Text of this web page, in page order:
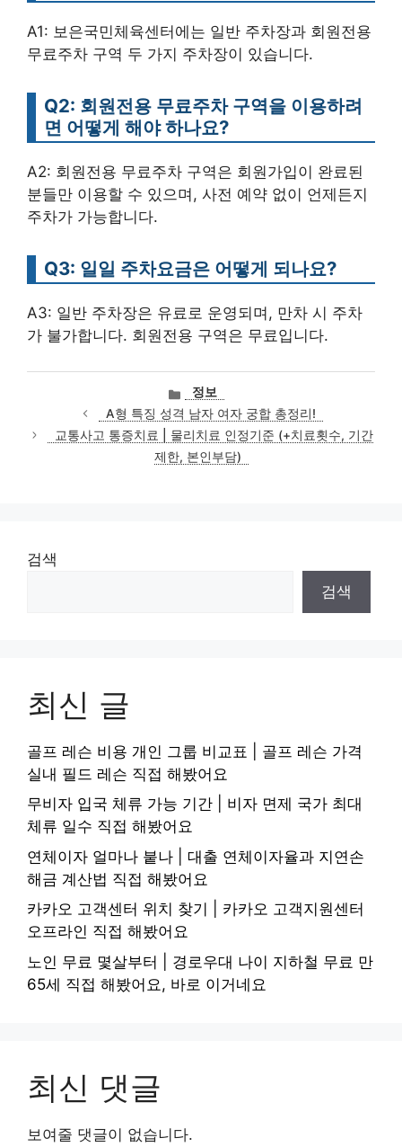
A1: 보은국민체육센터에는 일반 주차장과 회원전용
무료주차 구역 두 가지 주차장이 있습니다.
Q2: 회원전용 무료주차 구역을 이용하려
면 어떻게 해야 하나요?
A2: 회원전용 무료주차 구역은 회원가입이 완료된
분들만 이용할 수 있으며, 사전 예약 없이 언제든지
주차가 가능합니다.
Q3: 일일 주차요금은 어떻게 되나요?
A3: 일반 주차장은 유료로 운영되며, 만차 시 주차
가 불가합니다. 회원전용 구역은 무료입니다.
카
테
고
리
정보
A형 특징 성격 남자 여자 궁합 총정리!
교통사고 통증치료 | 물리치료 인정기준 (+치료횟수, 기간
제한, 본인부담)
검색
검색
최신 글
골프 레슨 비용 개인 그룹 비교표 | 골프 레슨 가격
실내 필드 레슨 직접 해봤어요
무비자 입국 체류 가능 기간 | 비자 면제 국가 최대
체류 일수 직접 해봤어요
연체이자 얼마나 붙나 | 대출 연체이자율과 지연손
해금 계산법 직접 해봤어요
카카오 고객센터 위치 찾기 | 카카오 고객지원센터
오프라인 직접 해봤어요
노인 무료 몇살부터 | 경로우대 나이 지하철 무료 만
65세 직접 해봤어요, 바로 이거네요
최신 댓글
보여줄 댓글이 없습니다.